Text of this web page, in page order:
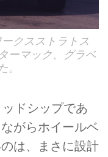
クスストラトス
ーマック、グラベ
。
ドシップであ
がらホイールベ
は、まさに設計